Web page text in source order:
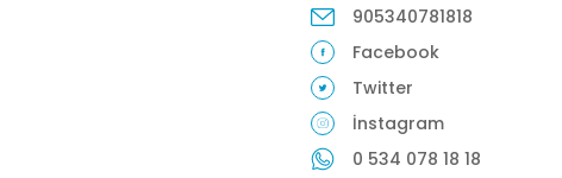
905340781818
Facebook
Twitter
İnstagram
0 534 078 18 18